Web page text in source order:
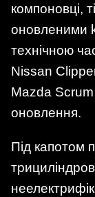
компоновці,
оновленими
технічною
Nissan
Mazda Scrum
оновлення.
Під капотом